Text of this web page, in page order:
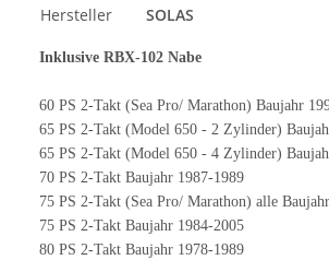
Hersteller SOLAS
Inklusive RBX-102 Nabe
60 PS 2-Takt (Sea Pro/ Marathon) Baujahr
65 PS 2-Takt (Model 650 - 2 Zylinder)
65 PS 2-Takt (Model 650 - 4 Zylinder)
70 PS 2-Takt Baujahr 1987-1989
75 PS 2-Takt (Sea Pro/ Marathon) alle
75 PS 2-Takt Baujahr 1984-2005
80 PS 2-Takt Baujahr 1978-1989